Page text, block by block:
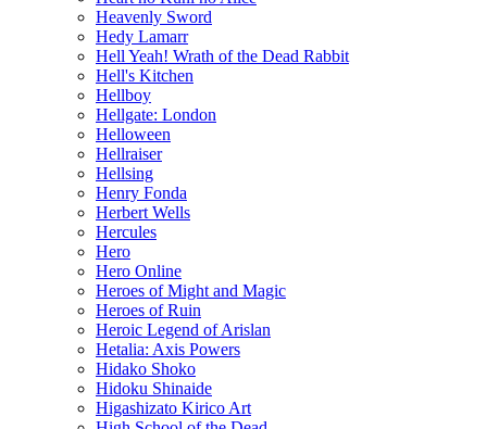
Heavenly Sword
Hedy Lamarr
Hell Yeah! Wrath of the Dead Rabbit
Hell's Kitchen
Hellboy
Hellgate: London
Helloween
Hellraiser
Hellsing
Henry Fonda
Herbert Wells
Hercules
Hero
Hero Online
Heroes of Might and Magic
Heroes of Ruin
Heroic Legend of Arislan
Hetalia: Axis Powers
Hidako Shoko
Hidoku Shinaide
Higashizato Kirico Art